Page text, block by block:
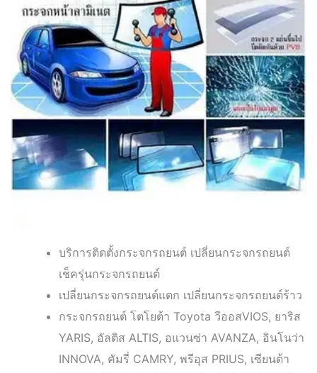
บริการติดตั้งกระจกรถยนต์ เปลี่ยนกระจกรถยนต์
เช็ครุ่นกระจกรถยนต์
เปลี่ยนกระจกรถยนต์แตก เปลี่ยนกระจกรถยนต์ร้าว
กระจกรถยนต์ โตโยต้า Toyota วีออสVIOS, ยาริส
YARIS, อัลติส ALTIS, อแวนซ่า AVANZA, อินโนว่า
INNOVA, คัมรี่ CAMRY, พรีอุส PRIUS, เซียนต้า